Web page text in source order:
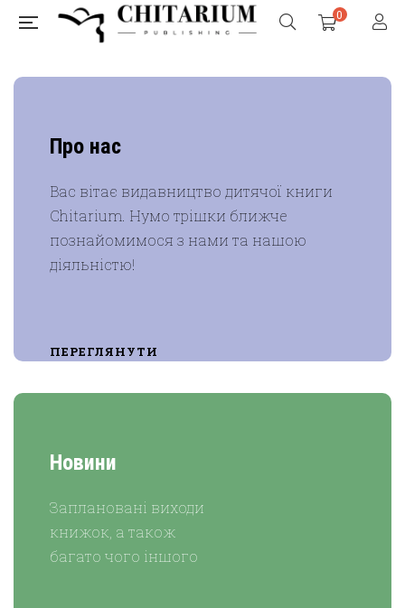
0
Про нас
Вас вітає видавництво дитячої книги
Chitarium. Нумо трішки ближче
познайомимося з нами та нашою
діяльністю!
ПЕРЕГЛЯНУТИ
Новини
Заплановані виходи
книжок, а також
багато чого іншого